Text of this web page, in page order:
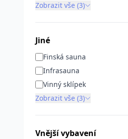
Zobrazit vše (3)
Jiné
Finská sauna
Infrasauna
Vinný sklípek
Zobrazit vše (3)
Vnější vybavení